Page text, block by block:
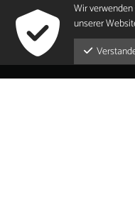
Wir
unserer